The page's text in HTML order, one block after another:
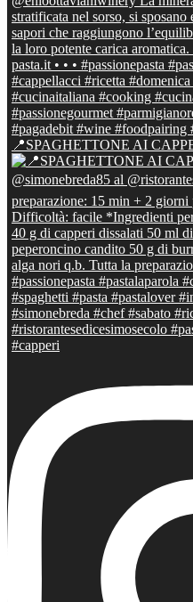
📍SPAGHETTONE AI